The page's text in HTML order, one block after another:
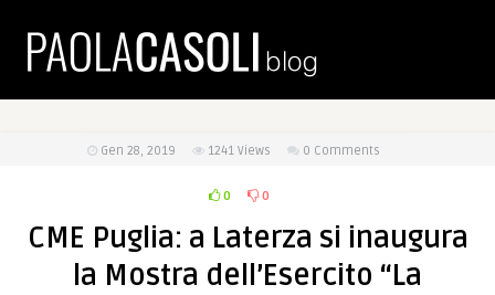
Gen 28, 2019 1241 Views 0 Comments
0 0
CME Puglia: a Laterza si inaugura
la Mostra dell’Esercito “La